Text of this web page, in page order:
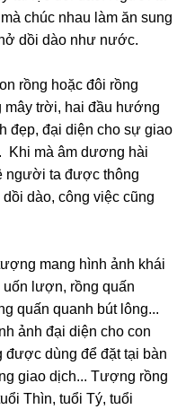
chúc nhau làm ăn sung
dồi dào như nước.
rồng hoặc đôi rồng
mây trời, hai đầu hướng
đẹp, đại diện cho sự giao
Khi mà âm dương hài
người ta được thông
dào, công việc cũng
mang hình ảnh khái
uốn lượn, rồng quấn
quấn quanh bút lông...
ảnh đại diện cho con
được dùng để đặt tại bàn
giao dịch... Tượng rồng
Thìn, tuổi Tý, tuổi